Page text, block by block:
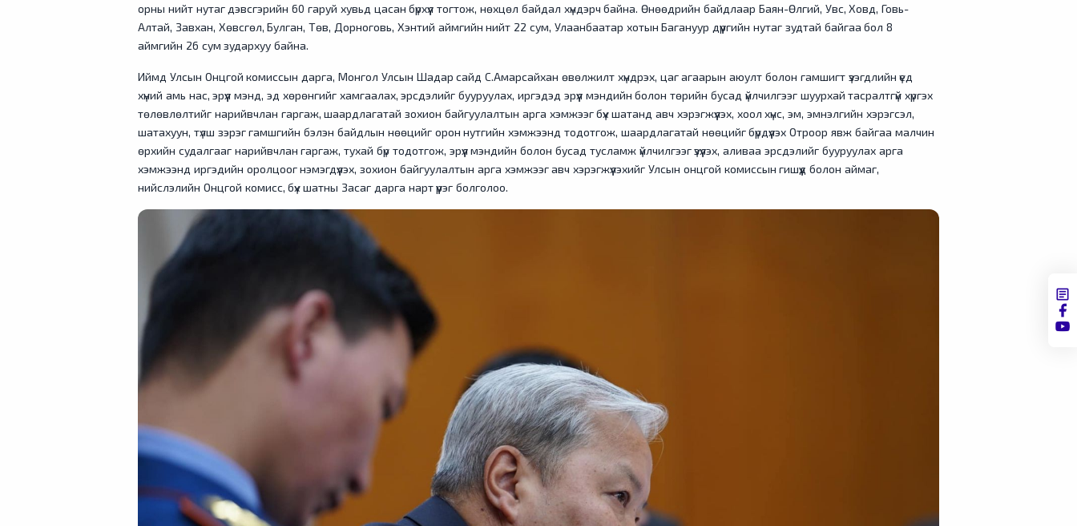
орны нийт нутаг дэвсгэрийн 60 гаруй хувьд цасан бүрхүүл тогтож, нөхцөл байдал хүндэрч байна. Өнөөдрийн байдлаар Баян-Өлгий, Увс, Ховд, Говь-
Алтай, Завхан, Хөвсгөл, Булган, Төв, Дорноговь, Хэнтий аймгийн нийт 22 сум, Улаанбаатар хотын Багануур дүүргийн нутаг зудтай байгаа бол 8
аймгийн 26 сум зудархуу байна.
Иймд Улсын Онцгой комиссын дарга, Монгол Улсын Шадар сайд С.Амарсайхан өвөлжилт хүндрэх, цаг агаарын аюулт болон гамшигт үзэгдлийн үед
хүний амь нас, эрүүл мэнд, эд хөрөнгийг хамгаалах, эрсдэлийг бууруулах, иргэдэд эрүүл мэндийн болон төрийн бусад үйлчилгээг шуурхай тасралтгүй хүргэх
төлөвлөлтийг нарийвчлан гаргаж, шаардлагатай зохион байгуулалтын арга хэмжээг бүх шатанд авч хэрэгжүүлэх, хоол хүнс, эм, эмнэлгийн хэрэгсэл,
шатахуун, түлш зэрэг гамшгийн бэлэн байдлын нөөцийг орон нутгийн хэмжээнд тодотгож, шаардлагатай нөөцийг бүрдүүлэх Отроор явж байгаа малчин
өрхийн судалгааг нарийвчлан гаргаж, тухай бүр тодотгож, эрүүл мэндийн болон бусад тусламж үйлчилгээг үзүүлэх, аливаа эрсдэлийг бууруулах арга
хэмжээнд иргэдийн оролцоог нэмэгдүүлэх, зохион байгуулалтын арга хэмжээг авч хэрэгжүүлэхийг Улсын онцгой комиссын гишүүд болон аймаг,
нийслэлийн Онцгой комисс, бүх шатны Засаг дарга нарт үүрэг болголоо.